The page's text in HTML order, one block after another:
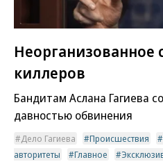
Неорганизованное
киллеров
Бандитам Аслана Гагиева
давностью обвинения
Дело Гагиева Происшествия
авторитеты
Главное